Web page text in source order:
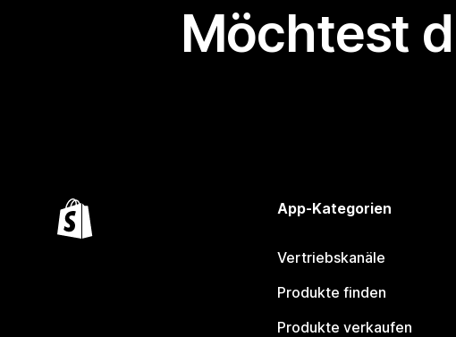
Möchtest
App-Kategorien
Vertriebskanäle
Produkte finden
Produkte verkaufen